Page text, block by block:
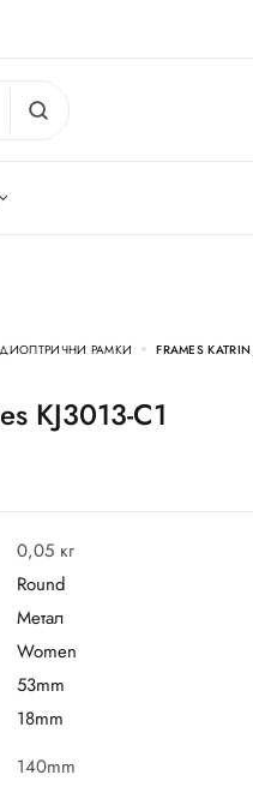
ДИОПТРИЧНИ РАМКИ FRAMES
KJ3013-C1
0,05 кг
Round
Метал
Women
53mm
18mm
140mm